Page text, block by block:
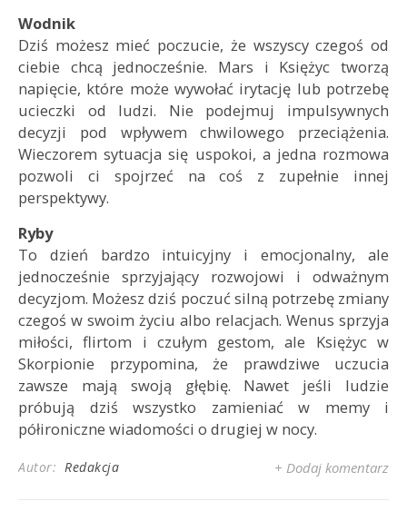
Wodnik
Dziś możesz mieć poczucie, że wszyscy czegoś od
ciebie chcą jednocześnie. Mars i Księżyc tworzą
napięcie, które może wywołać irytację lub potrzebę
ucieczki od ludzi. Nie podejmuj impulsywnych
decyzji pod wpływem chwilowego przeciążenia.
Wieczorem sytuacja się uspokoi, a jedna rozmowa
pozwoli ci spojrzeć na coś z zupełnie innej
perspektywy.
Ryby
To dzień bardzo intuicyjny i emocjonalny, ale
jednocześnie sprzyjający rozwojowi i odważnym
decyzjom. Możesz dziś poczuć silną potrzebę zmiany
czegoś w swoim życiu albo relacjach. Wenus sprzyja
miłości, flirtom i czułym gestom, ale Księżyc w
Skorpionie przypomina, że prawdziwe uczucia
zawsze mają swoją głębię. Nawet jeśli ludzie
próbują dziś wszystko zamieniać w memy i
półironiczne wiadomości o drugiej w nocy.
Autor: Redakcja + Dodaj komentarz